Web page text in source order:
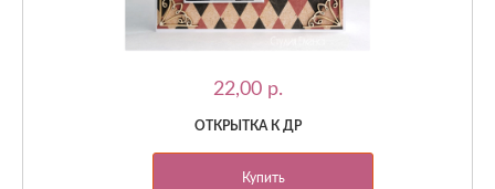
22,00 p.
ОТКРЫТКА К ДР
Купить